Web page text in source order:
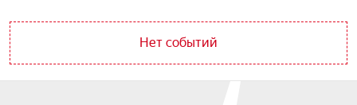
Нет событий